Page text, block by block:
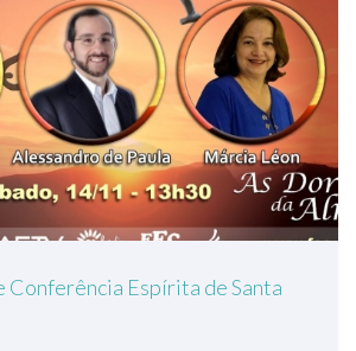
Conferência Espírita de Santa